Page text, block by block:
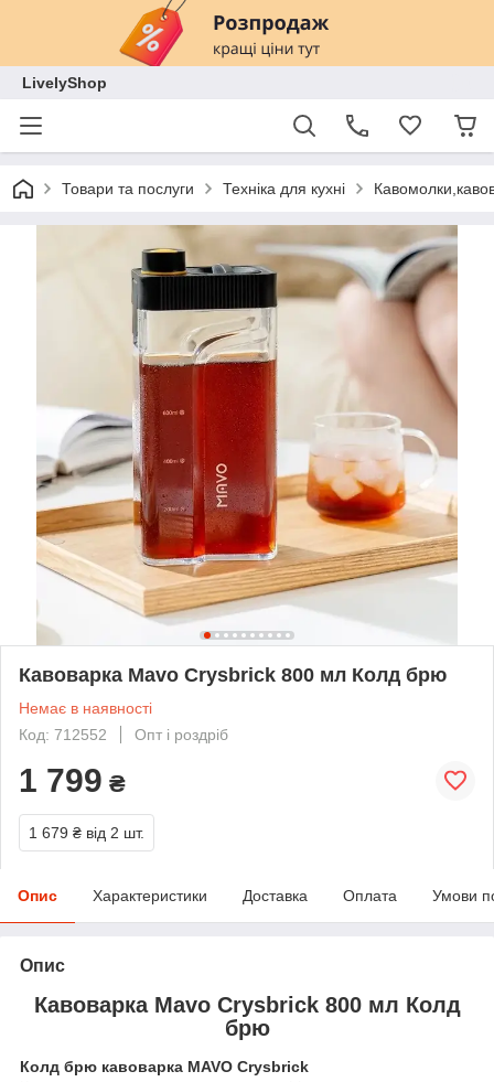
LivelyShop
Товари та послуги Техніка для кухні
Кавоварка Mavo Crysbrick 800 мл Колд брю
Немає в наявності
Код: 712552
Опт і роздріб
1 799 ₴
1 679 ₴ від 2 шт.
Опис Характеристики Доставка Оплата Умови
Опис
Кавоварка Mavo Crysbrick 800 мл Колд
брю
Колд брю кавоварка MAVO Crysbrick